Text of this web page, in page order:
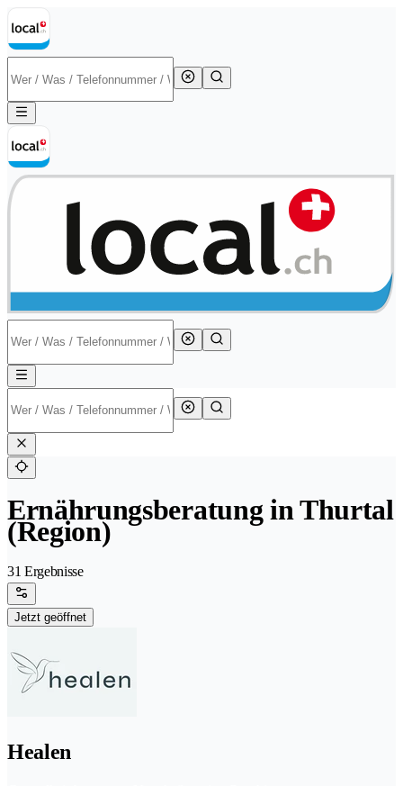
Ernährungsberatung in Thurtal
(Region)
31 Ergebnisse
Jetzt geöffnet
Healen